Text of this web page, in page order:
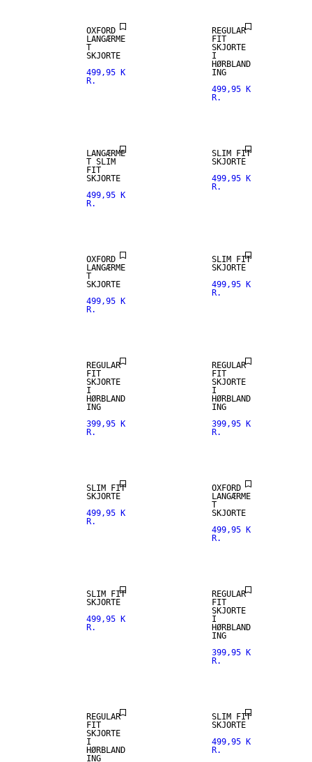
OXFORD
LANGÆRME
T
SKJORTE
499,95 K
R.
REGULAR
FIT
SKJORTE
I
HØRBLAND
ING
499,95 K
R.
LANGÆRME
T SLIM
FIT
SKJORTE
499,95 K
R.
NEW
SLIM FIT
SKJORTE
499,95 K
R.
NEW
OXFORD
LANGÆRME
T
SKJORTE
499,95 K
R.
SLIM FIT
SKJORTE
499,95 K
R.
REGULAR
FIT
SKJORTE
I
HØRBLAND
ING
399,95 K
R.
REGULAR
FIT
SKJORTE
I
HØRBLAND
ING
399,95 K
R.
SLIM FIT
SKJORTE
499,95 K
R.
OXFORD
LANGÆRME
T
SKJORTE
499,95 K
R.
SLIM FIT
SKJORTE
499,95 K
R.
REGULAR
FIT
SKJORTE
I
HØRBLAND
ING
399,95 K
R.
REGULAR
FIT
SKJORTE
I
HØRBLAND
ING
SLIM FIT
SKJORTE
499,95 K
R.